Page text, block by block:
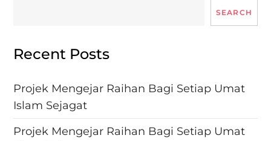
SEARCH
Recent Posts
Projek Mengejar Raihan Bagi Setiap Umat
Islam Sejagat
Projek Mengejar Raihan Bagi Setiap Umat